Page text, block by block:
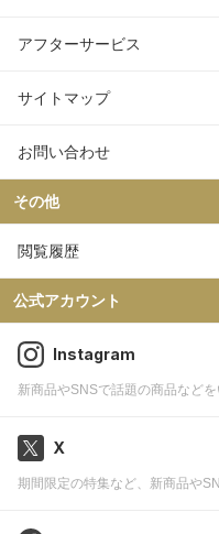
アフターサービス
サイトマップ
お問い合わせ
その他
閲覧履歴
公式アカウント
Instagram
新商品やSNSで話題の商品などを
X
期間限定の特集など、新商品や